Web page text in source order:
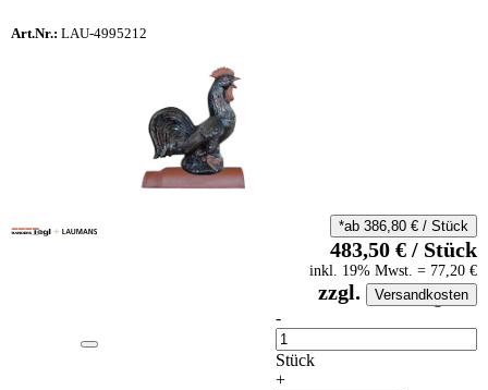
Art.Nr.: LAU-4995212
auf Anfrageliste
-
Anzahl
Stück
+
*ab 386,80 €/ Stück
483,50 €/ Stück
inkl. 19% Mwst. = 77,20 €
zzgl. Versandkosten